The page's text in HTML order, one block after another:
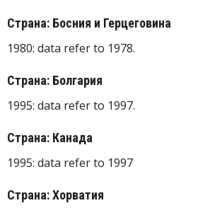
Страна: Босния и Герцеговина
1980: data refer to 1978.
Страна: Болгария
1995: data refer to 1997.
Страна: Канада
1995: data refer to 1997
Страна: Хорватия